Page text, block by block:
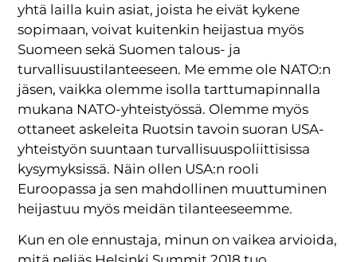
yhtä lailla kuin asiat, joista he eivät kykene
sopimaan, voivat kuitenkin heijastua myös
Suomeen sekä Suomen talous- ja
turvallisuustilanteeseen. Me emme ole NATO:n
jäsen, vaikka olemme isolla tarttumapinnalla
mukana NATO-yhteistyössä. Olemme myös
ottaneet askeleita Ruotsin tavoin suoran USA-
yhteistyön suuntaan turvallisuuspoliittisissa
kysymyksissä. Näin ollen USA:n rooli
Euroopassa ja sen mahdollinen muuttuminen
heijastuu myös meidän tilanteeseemme.
Kun en ole ennustaja, minun on vaikea arvioida,